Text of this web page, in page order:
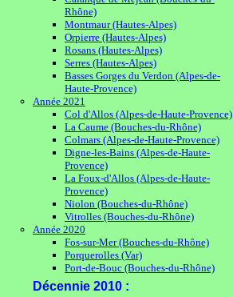
Rhône)
Montmaur (Hautes-Alpes)
Orpierre (Hautes-Alpes)
Rosans (Hautes-Alpes)
Serres (Hautes-Alpes)
Basses Gorges du Verdon (Alpes-de-
Haute-Provence)
Année 2021
Col d'Allos (Alpes-de-Haute-Provence)
La Caume (Bouches-du-Rhône)
Colmars (Alpes-de-Haute-Provence)
Digne-les-Bains (Alpes-de-Haute-
Provence)
La Foux-d'Allos (Alpes-de-Haute-
Provence)
Niolon (Bouches-du-Rhône)
Vitrolles (Bouches-du-Rhône)
Année 2020
Fos-sur-Mer (Bouches-du-Rhône)
Porquerolles (Var)
Port-de-Bouc (Bouches-du-Rhône)
Décennie 2010 :